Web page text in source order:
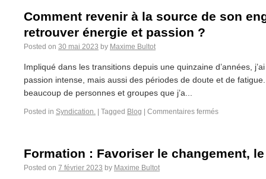
Comment revenir à la source de son
retrouver énergie et passion ?
Posted on 30 mai 2023 by Maxime Bultot
Impliqué dans les transitions depuis une quinzaine d’années,
passion intense, mais aussi des périodes de doute et de
beaucoup de personnes et groupes que j’a...
Posted in Syndication. Tagged Blog Commentaires fermés
Formation : Favoriser le changement,
Posted on 7 février 2023 by Maxime Bultot